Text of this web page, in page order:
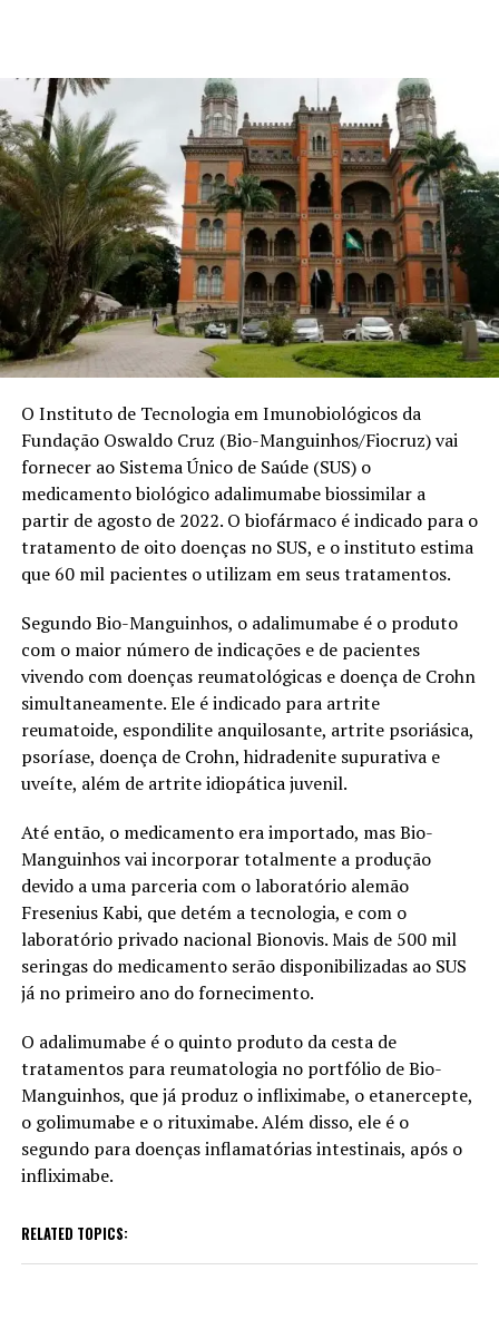
O Instituto de Tecnologia em Imunobiológicos da
Fundação Oswaldo Cruz (Bio-Manguinhos/Fiocruz) vai
fornecer ao Sistema Único de Saúde (SUS) o
medicamento biológico adalimumabe biossimilar a
partir de agosto de 2022. O biofármaco é indicado para o
tratamento de oito doenças no SUS, e o instituto estima
que 60 mil pacientes o utilizam em seus tratamentos.
Segundo Bio-Manguinhos, o adalimumabe é o produto
com o maior número de indicações e de pacientes
vivendo com doenças reumatológicas e doença de Crohn
simultaneamente. Ele é indicado para artrite
reumatoide, espondilite anquilosante, artrite psoriásica,
psoríase, doença de Crohn, hidradenite supurativa e
uveíte, além de artrite idiopática juvenil.
Até então, o medicamento era importado, mas Bio-
Manguinhos vai incorporar totalmente a produção
devido a uma parceria com o laboratório alemão
Fresenius Kabi, que detém a tecnologia, e com o
laboratório privado nacional Bionovis. Mais de 500 mil
seringas do medicamento serão disponibilizadas ao SUS
já no primeiro ano do fornecimento.
O adalimumabe é o quinto produto da cesta de
tratamentos para reumatologia no portfólio de Bio-
Manguinhos, que já produz o infliximabe, o etanercepte,
o golimumabe e o rituximabe. Além disso, ele é o
segundo para doenças inflamatórias intestinais, após o
infliximabe.
RELATED TOPICS: